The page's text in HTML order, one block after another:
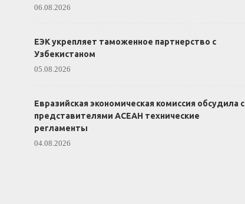
06.08.2026
ЕЭК укрепляет таможенное партнерство с
Узбекистаном
05.08.2026
Евразийская экономическая комиссия обсудила с
представителями АСЕАН технические
регламенты
04.08.2026